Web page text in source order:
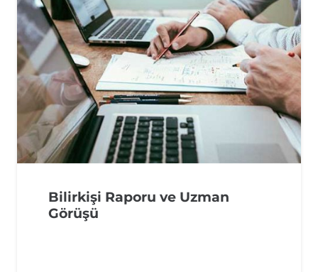
Bilirkişi Raporu ve Uzman
Görüşü